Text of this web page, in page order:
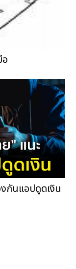
กันแอปดูดเงิน